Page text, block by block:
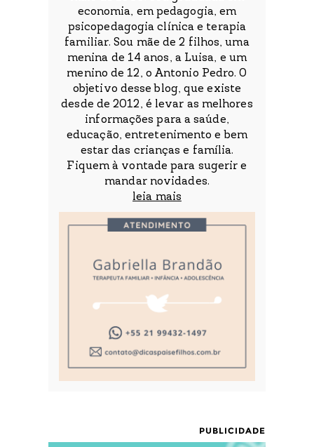
economia, em pedagogia, em
psicopedagogia clínica e terapia
familiar. Sou mãe de 2 filhos, uma
menina de 14 anos, a Luisa, e um
menino de 12, o Antonio Pedro. O
objetivo desse blog, que existe
desde de 2012, é levar as melhores
informações para a saúde,
educação, entretenimento e bem
estar das crianças e família.
Fiquem à vontade para sugerir e
mandar novidades.
leia mais
PUBLICIDADE